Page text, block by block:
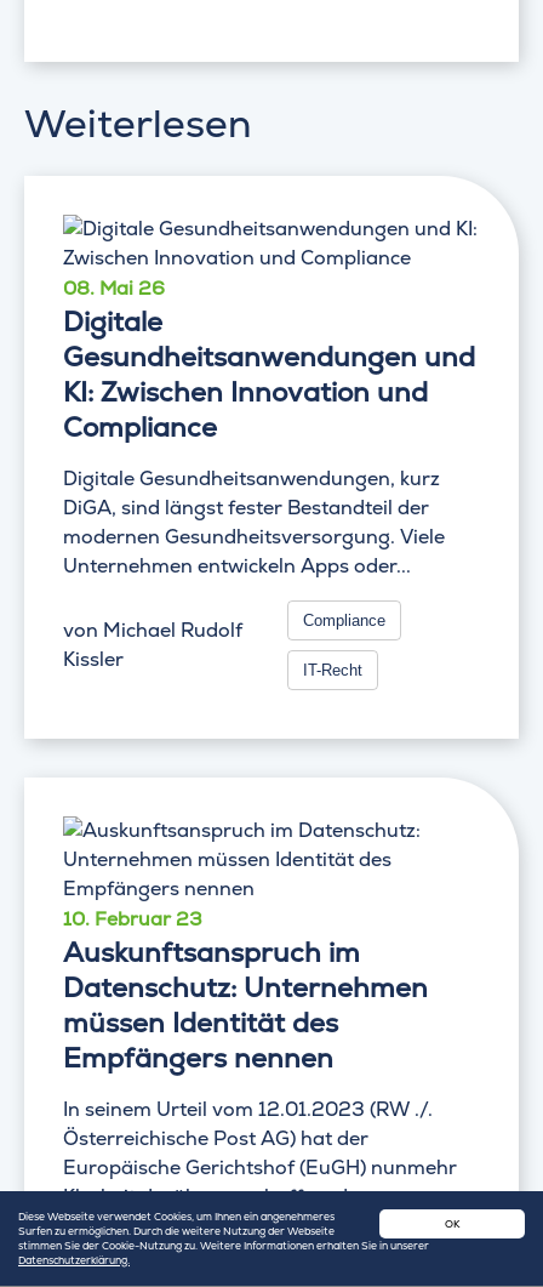
OK
Diese Webseite verwendet Cookies, um Ihnen ein angenehmeres
Surfen zu ermöglichen. Durch die weitere Nutzung der Webseite
stimmen Sie der Cookie-Nutzung zu. Weitere Informationen erhalten Sie in unserer
Datenschutzerklärung.
Weiterlesen
08. Mai 26
Digitale
Gesundheitsanwendungen und
KI: Zwischen Innovation und
Compliance
Digitale Gesundheitsanwendungen, kurz
DiGA, sind längst fester Bestandteil der
modernen Gesundheitsversorgung. Viele
Unternehmen entwickeln Apps oder...
von Michael Rudolf
Kissler
Compliance
IT-Recht
10. Februar 23
Auskunftsanspruch im
Datenschutz: Unternehmen
müssen Identität des
Empfängers nennen
In seinem Urteil vom 12.01.2023 (RW ./.
Österreichische Post AG) hat der
Europäische Gerichtshof (EuGH) nunmehr
Klarheit darüber geschaffen, dass...
vonMichael Rudolf
Datenschutz